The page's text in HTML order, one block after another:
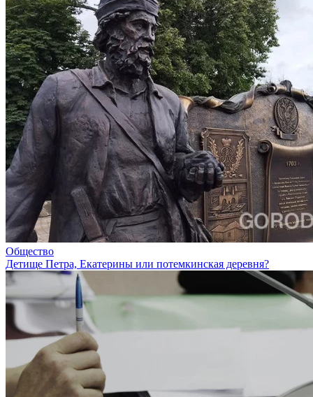
Общество
Детище Петра, Екатерины или потемкинская деревня?